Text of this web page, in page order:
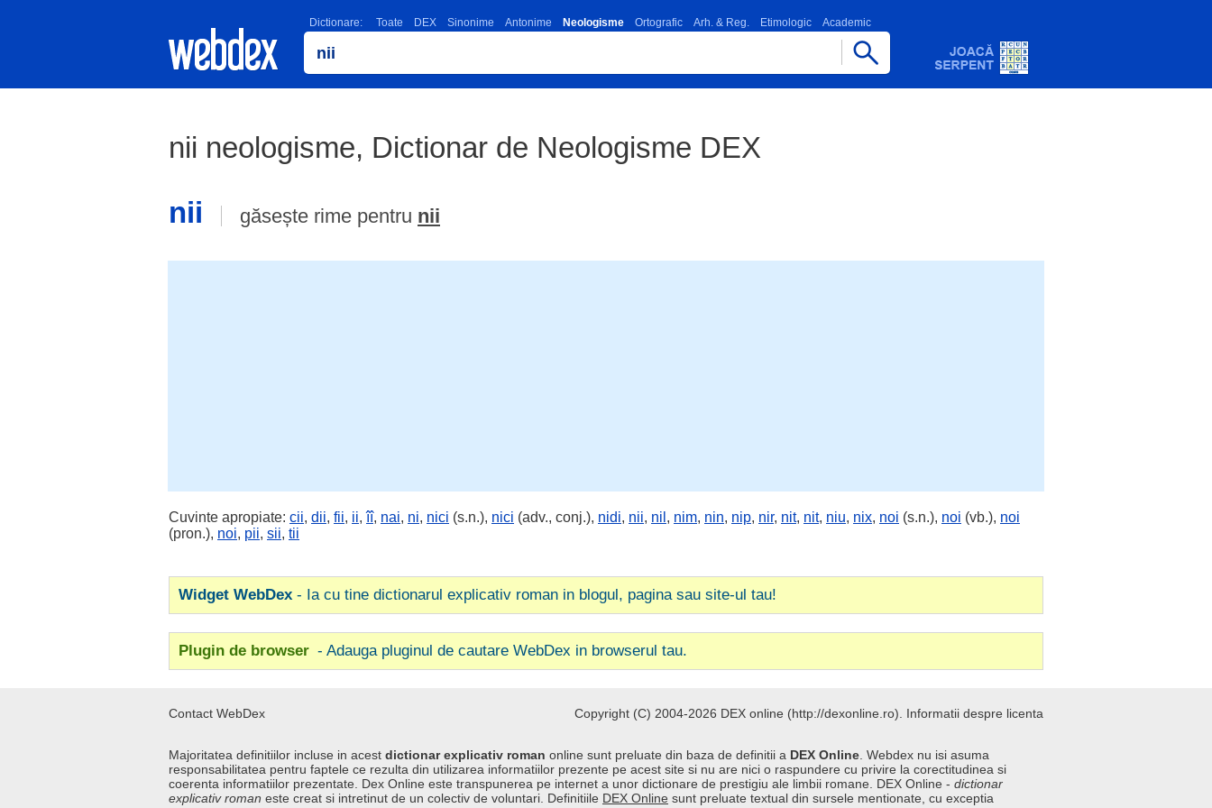
Dictionare: Toate DEX Sinonime Antonime Neologisme Ortografic Arh. & Reg. Etimologic Academic
nii neologisme, Dictionar de Neologisme DEX
nii
găsește rime pentru nii
Cuvinte apropiate: cii, dii, fii, ii,îî, nai, ni, nici (s.n.), nici (adv., conj.), nidi, nii, nil , nim, nin, nip, nir, nit, nit, niu, nix, noi (s.n.), noi (vb.), noi
(pron.), noi, pii, sii, tii
Widget WebDex - Ia cu tine dictionarul explicativ roman in blogul, pagina sau site-ul tau!
Plugin de browser - Adauga pluginul de cautare WebDex in browserul tau.
Contact WebDex Copyright (C) 2004-2026 DEX online (http://dexonline.ro). Informatii despre licenta
Majoritatea definitiilor incluse in acest dictionar explicativ roman online sunt preluate din baza de definitii a DEX Online . Webdex nu isi asuma
responsabilitatea pentru faptele ce rezulta din utilizarea informatiilor prezente pe acest site si nu are nici o raspundere cu privire la corectitudinea si
coerenta informatiilor prezentate. Dex Online este transpunerea pe internet a unor dictionare de prestigiu ale limbii romane. DEX Online - dictionar
explicativ roman este creat si intretinut de un colectiv de voluntari. Definitiile DEX Online sunt preluate textual din sursele mentionate, cu exceptia